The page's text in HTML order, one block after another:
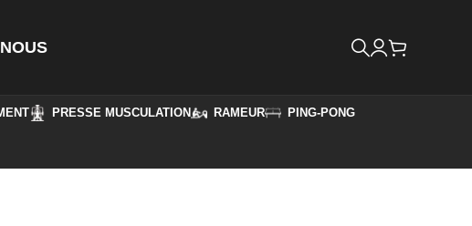
PRESSE MUSCULATION RAMEUR PING-PONG